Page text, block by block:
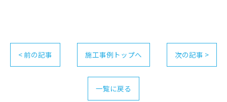
< 前の記事 施工事例トップへ 次の記事 >
一覧に戻る